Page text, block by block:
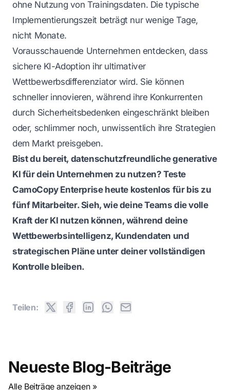
ohne Nutzung von Trainingsdaten. Die typische
Implementierungszeit beträgt nur wenige Tage,
nicht Monate.
Vorausschauende Unternehmen entdecken, dass
sichere KI-Adoption ihr ultimativer
Wettbewerbsdifferenziator wird. Sie können
schneller innovieren, während ihre Konkurrenten
durch Sicherheitsbedenken eingeschränkt bleiben
oder, schlimmer noch, unwissentlich ihre Strategien
dem Markt preisgeben.
Bist du bereit, datenschutzfreundliche generative
KI für dein Unternehmen zu nutzen? Teste
CamoCopy Enterprise heute kostenlos für bis zu
fünf Mitarbeiter. Sieh, wie deine Teams die volle
Kraft der KI nutzen können, während deine
Wettbewerbsintelligenz, Kundendaten und
strategischen Pläne unter deiner vollständigen
Kontrolle bleiben.
Teilen:
Neueste Blog-Beiträge
Alle Beiträge anzeigen »